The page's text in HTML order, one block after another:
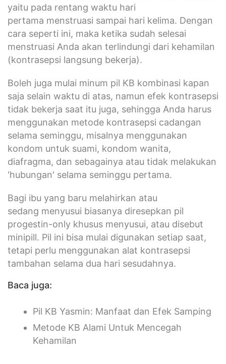
yaitu pada rentang waktu hari
pertama menstruasi sampai hari kelima. Dengan
cara seperti ini, maka ketika sudah selesai
menstruasi Anda akan terlindungi dari kehamilan
(kontrasepsi langsung bekerja).
Boleh juga mulai minum pil KB kombinasi kapan
saja selain waktu di atas, namun efek kontrasepsi
tidak bekerja saat itu juga, sehingga Anda harus
menggunakan metode kontrasepsi cadangan
selama seminggu, misalnya menggunakan
kondom untuk suami, kondom wanita,
diafragma, dan sebagainya atau tidak melakukan
'hubungan' selama seminggu pertama.
Bagi ibu yang baru melahirkan atau
sedang menyusui biasanya diresepkan pil
progestin-only khusus menyusui, atau disebut
minipill. Pil ini bisa mulai digunakan setiap saat,
tetapi perlu menggunakan alat kontrasepsi
tambahan selama dua hari sesudahnya.
Baca juga:
Pil KB Yasmin: Manfaat dan Efek Samping
Metode KB Alami Untuk Mencegah
Kehamilan